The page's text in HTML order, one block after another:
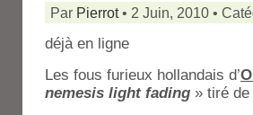
Par Pierrot• 2 Juin, 2010 •
déjà en ligne
Les fous furieux hollandais d’
nemesis light fading » tiré de